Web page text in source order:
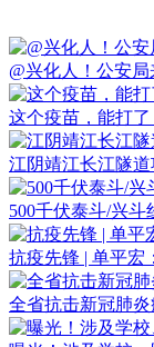
@兴化人！公安
这个疫苗，能打
江阴靖江长江隧
500千伏泰斗/兴
抗疫先锋 | 单平宏
全省抗击新冠肺